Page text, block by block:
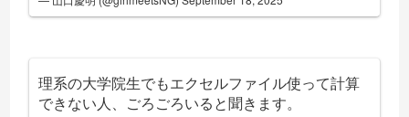
理系の大学院生でもエクセルファイル使って計算
できない人、ごろごろいると聞きます。